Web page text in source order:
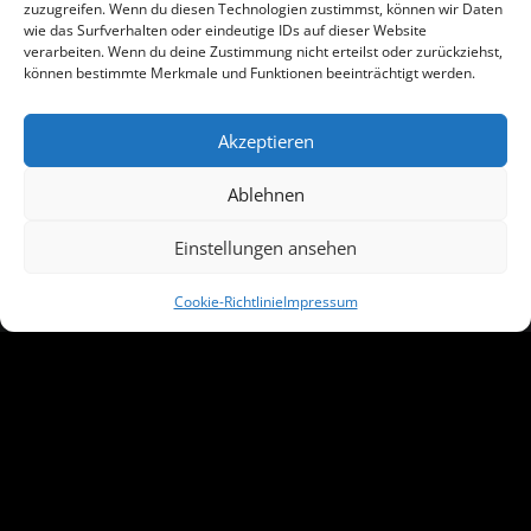
zuzugreifen. Wenn du diesen Technologien zustimmst, können wir Daten
wie das Surfverhalten oder eindeutige IDs auf dieser Website
verarbeiten. Wenn du deine Zustimmung nicht erteilst oder zurückziehst,
können bestimmte Merkmale und Funktionen beeinträchtigt werden.
Akzeptieren
Ablehnen
Einstellungen ansehen
Cookie-RichtlinieImpressum
Brauchtum dabei sein willst, stell dich bitte nicht in
die erste Reihe.
Vereinsgeschichte
© 2018 - 2026 | Salzburger Schiachpercht'n und Krampusse